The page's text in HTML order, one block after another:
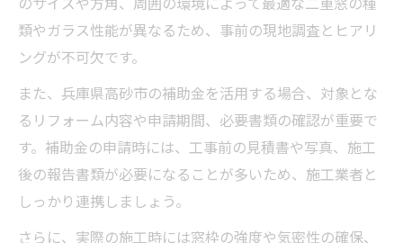
類やガラス性能が異なるため、事前の現地調査とヒアリ
ングが不可欠です。
また、兵庫県高砂市の補助金を活用する場合、対象とな
るリフォーム内容や申請期間、必要書類の確認が重要で
す。補助金の申請時には、工事前の見積書や写真、施工
後の報告書類が必要になることが多いため、施工業者と
しっかり連携しましょう。
さらに、実際の施工時には窓枠の強度や気密性の確保、